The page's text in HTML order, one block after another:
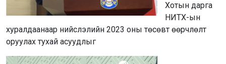
Хотын дарга
НИТХ-ын
хуралдаанаар нийслэлийн 2023 оны төсөвт өөрчлөлт
оруулах тухай асуудлыг